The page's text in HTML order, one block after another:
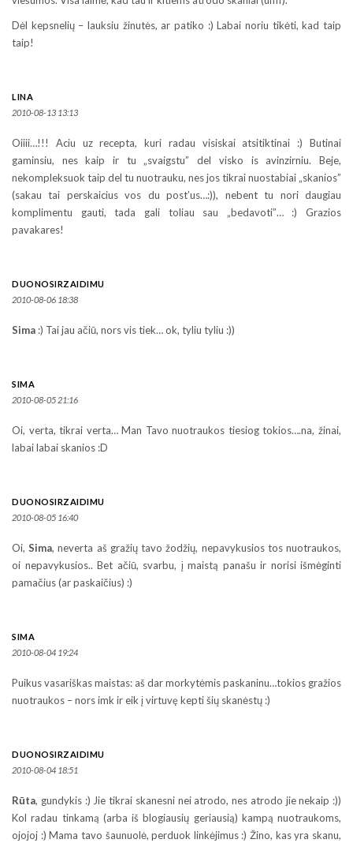
Dėl kepsnelių – lauksiu žinutės, ar patiko :) Labai noriu tikėti, kad taip
taip!
LINA
2010-08-13 13:13
Oiiii…!!! Aciu uz recepta, kuri radau visiskai atsitiktinai :) Butinai
gaminsiu, nes kaip ir tu „svaigstu” del visko is avinzirniu. Beje,
nekompleksuok taip del tu nuotrauku, nes jos tikrai nuostabiai „skanios”
(sakau tai perskaicius vos du post’us…:)), nebent tu nori daugiau
komplimentu gauti, tada gali toliau sau „bedavoti”… :) Grazios
pavakares!
DUONOSIRZAIDIMU
2010-08-06 18:38
Sima :) Tai jau ačiū, nors vis tiek… ok, tyliu tyliu :))
SIMA
2010-08-05 21:16
Oi, verta, tikrai verta… Man Tavo nuotraukos tiesiog tokios….na, žinai,
labai labai skanios :D
DUONOSIRZAIDIMU
2010-08-05 16:40
Oi,Sima, neverta aš gražių tavo žodžių, nepavykusios tos nuotraukos,
oi nepavykusios.. Bet ačiū, svarbu, į maistą panašu ir norisi išmėginti
pamačius (ar paskaičius) :)
SIMA
2010-08-04 19:24
Puikus vasariškas maistas: aš dar morkytėmis paskaninu…tokios gražios
nuotraukos – nors imk ir eik į virtuvę kepti šių skanėstų :)
DUONOSIRZAIDIMU
2010-08-04 18:51
Rūta, gundykis :) Jie tikrai skanesni nei atrodo, nes atrodo jie nekaip :))
Kol radau tinkamą (arba iš blogiausių geriausią) kampą nuotraukoms,
ojojoj :) Mama tavo šaunuolė, perduok linkėjimus :) Žino, kas yra skanu,